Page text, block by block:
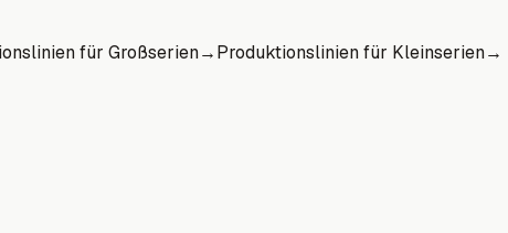
für Großserien→Produktionslinien für Kleinserien→